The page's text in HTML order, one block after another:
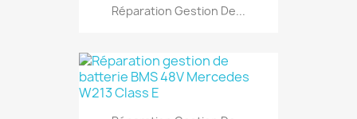
Réparation Gestion De...